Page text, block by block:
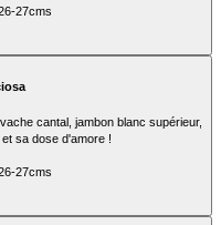
27cms
cantal, jambon blanc supérieur,
sa dose d'amore !
27cms